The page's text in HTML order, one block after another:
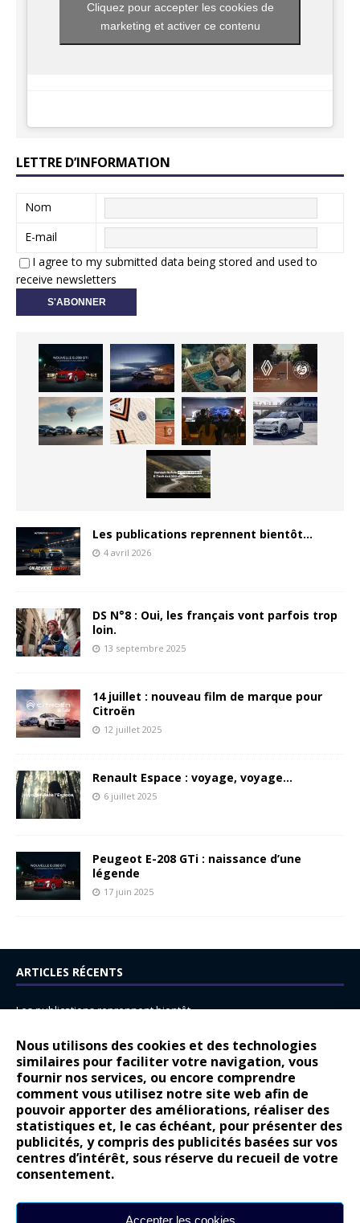
Nous utilisons des cookies et des technologies
similaires pour faciliter votre navigation, vous
fournir nos services, ou encore comprendre
comment vous utilisez notre site web afin de
pouvoir apporter des améliorations, réaliser des
statistiques et, le cas échéant, pour présenter des
publicités, y compris des publicités basées sur vos
centres d’intérêt, sous réserve du recueil de votre
consentement.
Accepter les cookies
Cliquez pour accepter les cookies de
marketing et activer ce contenu
LETTRE D’INFORMATION
Nom
E-mail
I agree to my submitted data being stored and used to
receive newsletters
Les publications reprennent bientôt…
4 avril 2026
DS N°8 : Oui, les français vont parfois trop
loin.
13 septembre 2025
14 juillet : nouveau film de marque pour
Citroën
12 juillet 2025
Renault Espace : voyage, voyage…
6 juillet 2025
Peugeot E-208 GTi : naissance d’une
légende
17 juin 2025
ARTICLES RÉCENTS
Les publications reprennent bientôt…
14 juillet : nouveau film de marque pour Citroën
Renault Espace : voyage, voyage…
Peugeot E-208 GTi : naissance d’une légende
COMMENTAIRES RÉCENTS
Bernard Dardartdans
Gilly